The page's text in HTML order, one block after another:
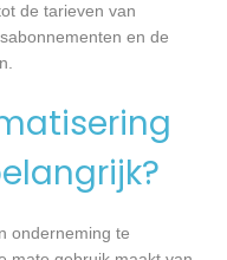
de tarieven van
en de
onderneming te